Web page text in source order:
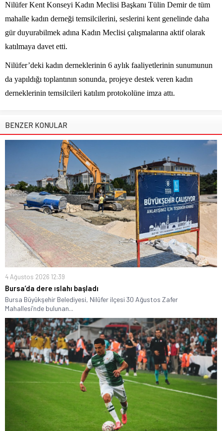
Nilüfer Kent Konseyi Kadın Meclisi Başkanı Tülin Demir de tüm
mahalle kadın derneği temsilcilerini, seslerini kent genelinde daha
gür duyurabilmek adına Kadın Meclisi çalışmalarına aktif olarak
katılmaya davet etti.
Nilüfer’deki kadın derneklerinin 6 aylık faaliyetlerinin sunumunun
da yapıldığı toplantının sonunda, projeye destek veren kadın
derneklerinin temsilcileri katılım protokolüne imza attı.
BENZER KONULAR
4 Ağustos 2026 12:39
Bursa’da dere ıslahı başladı
Bursa Büyükşehir Belediyesi, Nilüfer ilçesi 30 Ağustos Zafer
Mahallesi’nde bulunan...